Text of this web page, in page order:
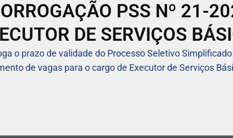
PSS Nº 21-
DE SERVIÇOS
o prazo de validade do Processo Seletivo
de vagas para o cargo de Executor de Serviços